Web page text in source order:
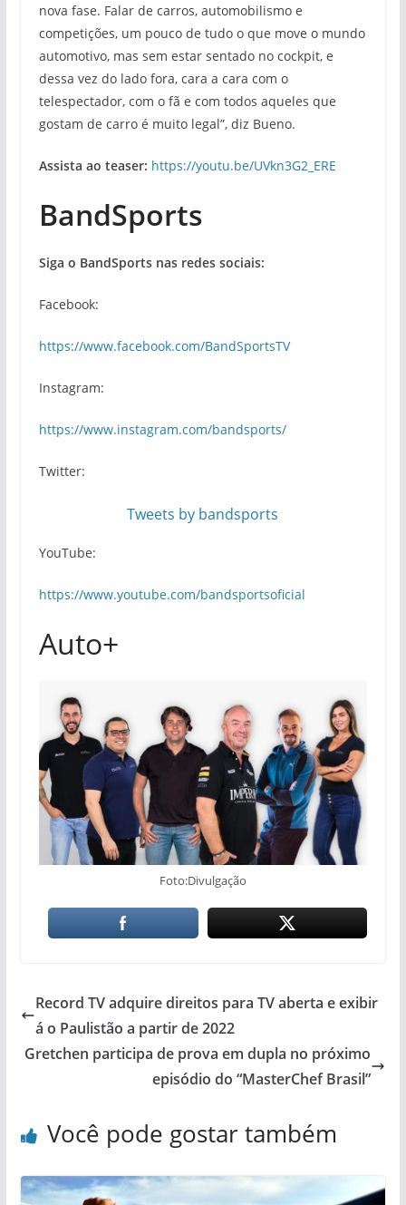
nova fase. Falar de carros, automobilismo e
competições, um pouco de tudo o que move o mundo
automotivo, mas sem estar sentado no cockpit, e
dessa vez do lado fora, cara a cara com o
telespectador, com o fã e com todos aqueles que
gostam de carro é muito legal”, diz Bueno.
Assista ao teaser: https://youtu.be/UVkn3G2_ERE
BandSports
Siga o BandSports nas redes sociais:
Facebook:
https://www.facebook.com/BandSportsTV
Instagram:
https://www.instagram.com/bandsports/
Twitter:
Tweets by bandsports
YouTube:
https://www.youtube.com/bandsportsoficial
Auto+
Foto:Divulgação
Record TV adquire direitos para TV aberta e exibir
á o Paulistão a partir de 2022
Gretchen participa de prova em dupla no próximo
episódio do “MasterChef Brasil”
Você pode gostar também